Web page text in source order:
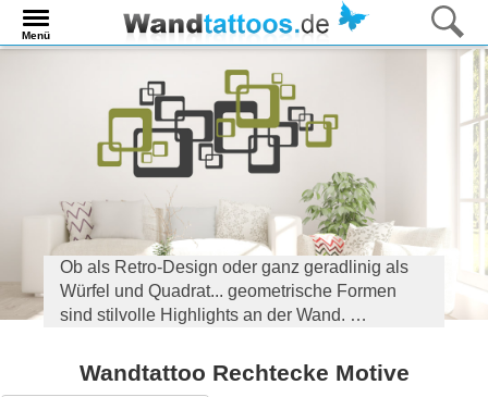
Menü
Ob als Retro-Design oder ganz geradlinig als
Würfel und Quadrat... geometrische Formen
sind stilvolle Highlights an der Wand.
Entdecken Sie hier die schönsten Wandtattoos
mit Rechtecken und Quadraten.
Wandtattoo Rechtecke Motive